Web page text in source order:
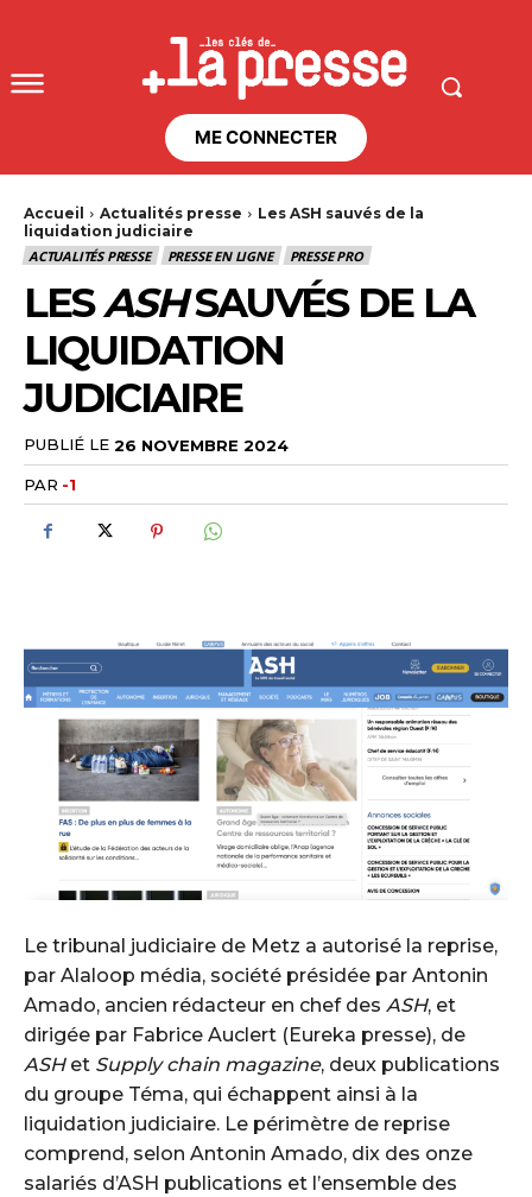
ME CONNECTER
Accueil Actualités presse
Les ASH sauvés de la
liquidation judiciaire
ACTUALITÉS PRESSE
PRESSE EN LIGNE PRESSE PRO
LESASHSAUVÉS DE LA
LIQUIDATION
JUDICIAIRE
PUBLIÉ LE 26 NOVEMBRE 2024
PAR -1
Le tribunal judiciaire de Metz a autorisé la reprise,
par Alaloop média, société présidée par Antonin
Amado, ancien rédacteur en chef des ASH, et
dirigée par Fabrice Auclert (Eureka presse), de
ASHet Supply chain magazine, deux publications
du groupe Téma, qui échappent ainsi à la
liquidation judiciaire. Le périmètre de reprise
comprend, selon Antonin Amado, dix des onze
salariés d’ASH publications et l’ensemble des